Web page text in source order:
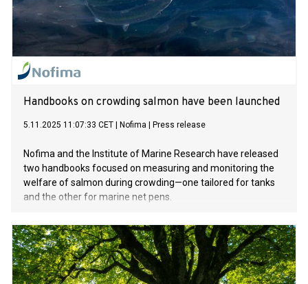
Handbooks on crowding salmon have been launched
5.11.2025 11:07:33 CET Nofima Press release
Nofima and the Institute of Marine Research have released
two handbooks focused on measuring and monitoring the
welfare of salmon during crowding—one tailored for tanks
and the other for marine net pens.